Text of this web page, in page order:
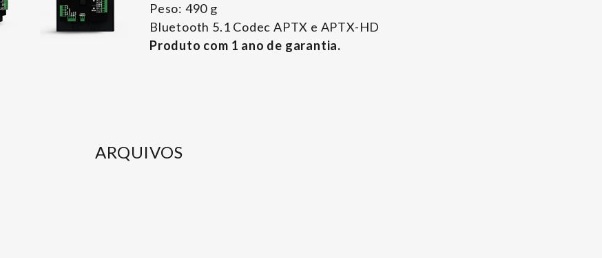
Peso: 490 g
Bluetooth 5.1 Codec APTX e APTX-HD
Produto com 1 ano de garantia.
ARQUIVOS